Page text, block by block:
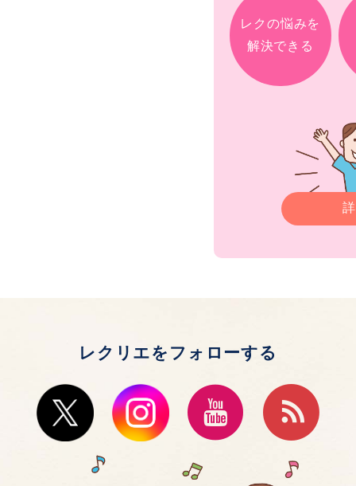
レクの悩みを
解決できる
レクリエをフォローする